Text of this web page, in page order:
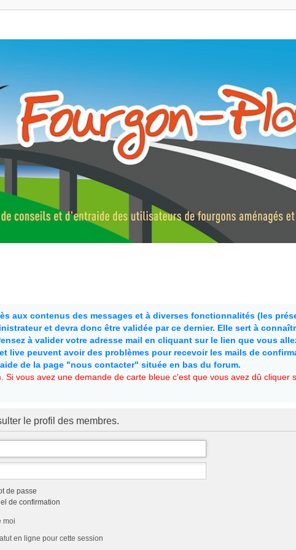
vans et de camping-car. Partagez votre expérience.
aux contenus des messages et à diverses fonctionnalités (les
et devra donc être validée par ce dernier. Elle sert à
à valider votre adresse mail en cliquant sur le lien que vous
live peuvent avoir des problèmes pour recevoir les mails de
de la page "nous contacter" située en bas du forum.
vous avez une demande de carte bleue c'est que vous avez dû cliquer
le profil des membres.
de passe
de confirmation
moi
en ligne pour cette session